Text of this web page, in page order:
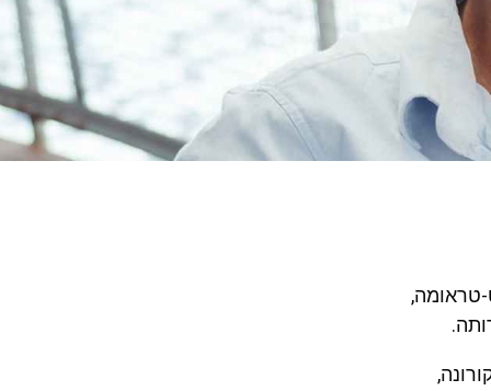
טראומה,